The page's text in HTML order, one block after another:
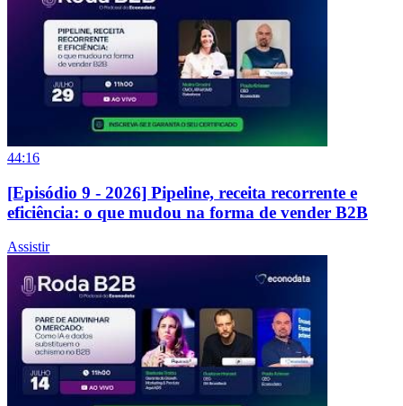
44:16
[Episódio 9 - 2026] Pipeline, receita recorrente e
eficiência: o que mudou na forma de vender B2B
Assistir